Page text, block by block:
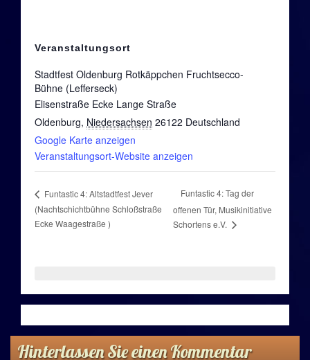
Funtastic 4
The Emerald Stars
Coastmen
Video-Projekte
#Corona
Gigs, Sessions, Playalongs
Veranstaltungsort
Stadtfest Oldenburg Rotkäppchen Fruchtsecco-
Bühne (Lefferseck)
Elisenstraße Ecke Lange Straße
Oldenburg, Niedersachsen 26122 Deutschland
Google Karte anzeigen
Veranstaltungsort-Website anzeigen
Funtastic 4: Altstadtfest Jever
(Nachtschichtbühne Schloßstraße
Ecke Waagestraße )
Funtastic 4: Tag der
offenen Tür, Musikinitiative
Schortens e.V.
Hinterlassen Sie einen Kommentar